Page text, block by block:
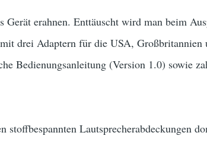
Gerät erahnen. Enttäuscht wird man beim
drei Adaptern für die USA, Großbritannien
Bedienungsanleitung (Version 1.0) sowie
stoffbespannten Lautsprecherabdeckungen